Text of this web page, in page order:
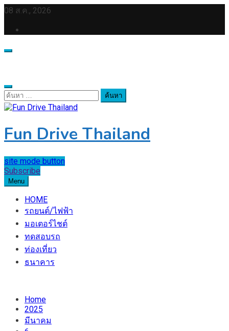
Skip
content
08 ส.ค., 2026
ค้นหา
สำหรับ:
Fun Drive Thailand
site mode button
Subscribe
Menu
HOME
รถยนต์/ไฟฟ้า
มอเตอร์ไชต์
ทดสอบรถ
ท่องเที่ยว
ธนาคาร
Home
2025
มีนาคม